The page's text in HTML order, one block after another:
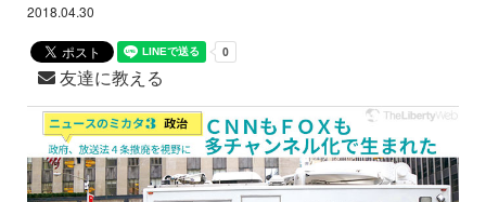
2018.04.30
友達に教える